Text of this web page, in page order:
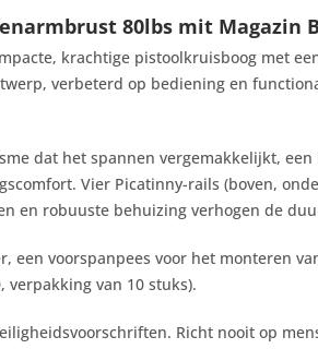
80lbs mit Magazin
krachtige pistoolkruisboog met
verbeterd op bediening en
dat het spannen vergemakkelijkt,
Vier Picatinny-rails (boven,
en robuuste behuizing verhogen de
een voorspanpees voor het monteren
verpakking van 10 stuks).
Richt nooit op